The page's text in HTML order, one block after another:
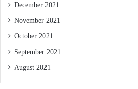
December 2021
November 2021
October 2021
September 2021
August 2021